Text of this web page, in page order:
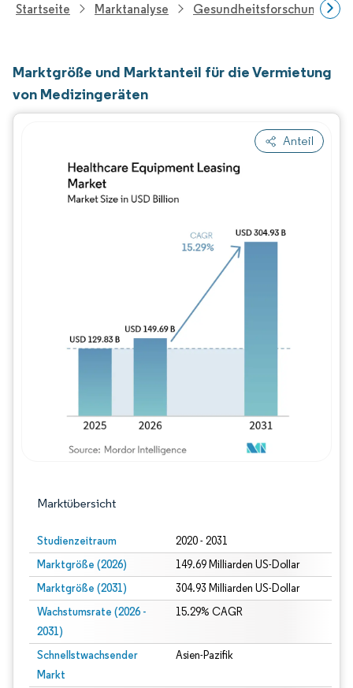
Startseite Marktanalyse Gesundheitsforschung
Marktgröße und Marktanteil für die Vermietung
von Medizingeräten
Anteil
Marktübersicht
Studienzeitraum 2020 - 2031
Marktgröße (2026) 149.69 Milliarden US-Dollar
Marktgröße (2031) 304.93 Milliarden US-Dollar
Wachstumsrate (2026 -
2031)
15.29% CAGR
Schnellstwachsender
Markt
Asien-Pazifik
Bild © Mordor Intelligence.